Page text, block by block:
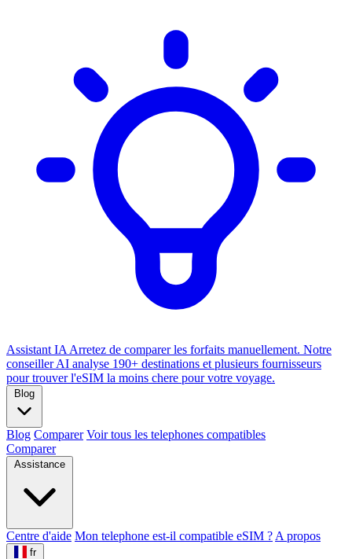
Assistant IA Arretez de comparer les forfaits manuellement. Notre
conseiller AI analyse 190+ destinations et plusieurs fournisseurs
pour trouver l'eSIM la moins chere pour votre voyage.
Blog
Blog Comparer Voir tous les telephones compatibles
Comparer
Assistance
Centre d'aide Mon telephone est-il compatible eSIM ? A propos
fr